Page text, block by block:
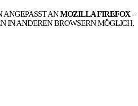
ANGEPASST ANMOZILLA FIREFOX-
IN ANDEREN BROWSERN MÖGLICH.